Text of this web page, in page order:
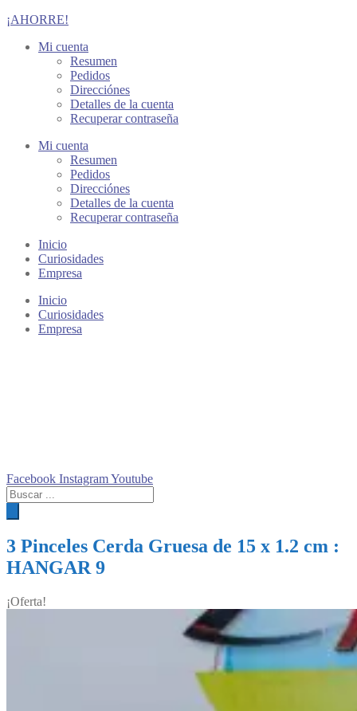
¡AHORRE!
Mi cuenta
Resumen
Pedidos
Direcciónes
Detalles de la cuenta
Recuperar contraseña
Mi cuenta
Resumen
Pedidos
Direcciónes
Detalles de la cuenta
Recuperar contraseña
Inicio
Curiosidades
Empresa
Inicio
Curiosidades
Empresa
Facebook InstagramYoutube
Búsqueda
de
productos
3 Pinceles Cerda Gruesa de 15 x 1.2 cm :
HANGAR 9
¡Oferta!